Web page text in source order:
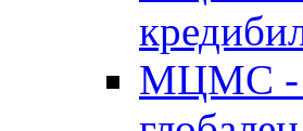
МЦМС -